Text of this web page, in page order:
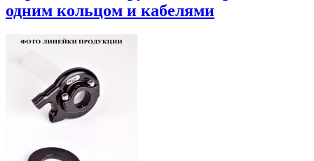
одним кольцом и кабелями